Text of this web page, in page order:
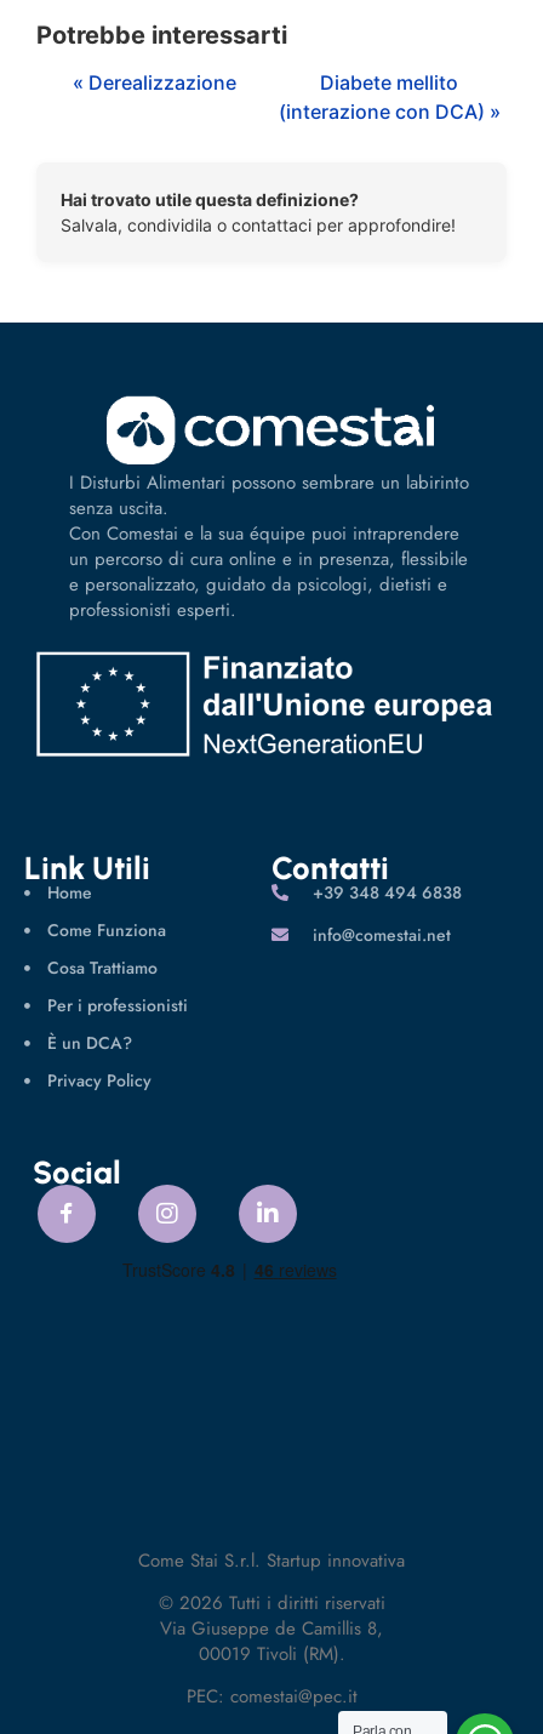
Potrebbe interessarti
« Derealizzazione
Diabete mellito
(interazione con DCA) »
Hai trovato utile questa definizione?
Salvala, condividila o contattaci per approfondire!
I Disturbi Alimentari possono sembrare un labirinto
senza uscita.
Con Comestai e la sua équipe puoi intraprendere
un percorso di cura online e in presenza, flessibile
e personalizzato, guidato da psicologi, dietisti e
professionisti esperti.
Link Utili
Home
Come Funziona
Cosa Trattiamo
Per i professionisti
È un DCA?
Privacy Policy
Contatti
‪+39 348 494 6838
info@comestai.net
Social
Come Stai S.r.l. Startup innovativa
© 2026 Tutti i diritti riservati
Via Giuseppe de Camillis 8,
00019 Tivoli (RM).
PEC: comestai@pec.it